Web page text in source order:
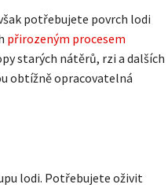
potřebujete povrch lodi
přirozeným procesem
starých nátěrů, rzi a dalších
obtížně opracovatelná
lodi. Potřebujete oživit